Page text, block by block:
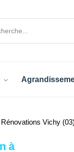
Vichy (03)
à